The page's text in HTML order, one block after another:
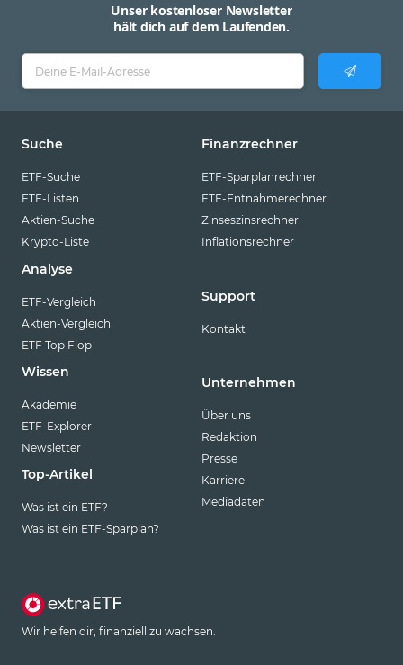
Unser kostenloser Newsletter
hält dich auf dem Laufenden.
Suche
ETF-Suche
ETF-Listen
Aktien-Suche
Krypto-Liste
Analyse
ETF-Vergleich
Aktien-Vergleich
ETF Top Flop
Wissen
Akademie
ETF-Explorer
Newsletter
Top-Artikel
Was ist ein ETF?
Was ist ein ETF-Sparplan?
Finanzrechner
ETF-Sparplanrechner
ETF-Entnahmerechner
Zinseszinsrechner
Inflationsrechner
Support
Kontakt
Unternehmen
Über uns
Redaktion
Presse
Karriere
Mediadaten
Wir helfen dir, finanziell zu wachsen.